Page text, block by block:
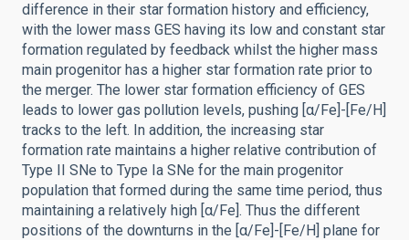
difference in their star formation history and efficiency,
with the lower mass GES having its low and constant star
formation regulated by feedback whilst the higher mass
main progenitor has a higher star formation rate prior to
the merger. The lower star formation efficiency of GES
leads to lower gas pollution levels, pushing [α/Fe]-[Fe/H]
tracks to the left. In addition, the increasing star
formation rate maintains a higher relative contribution of
Type II SNe to Type Ia SNe for the main progenitor
population that formed during the same time period, thus
maintaining a relatively high [α/Fe]. Thus the different
positions of the downturns in the [α/Fe]-[Fe/H] plane for